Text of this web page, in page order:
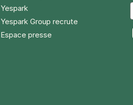
Yespark
Yespark Group recrute
Espace presse